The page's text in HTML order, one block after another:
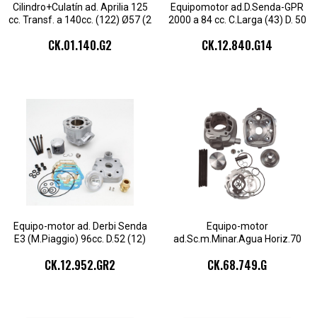
Cilindro+Culatín ad. Aprilia 125
cc. Transf. a 140cc. (122) Ø57 (2
CK.01.140.G2
Equipomotor ad.D.Senda-GPR
2000 a 84 cc. C.Larga (43) D. 50
CK.12.840.G14
Equipo-motor ad. Derbi Senda
E3 (M.Piaggio) 96cc. D.52 (12)
CK.12.952.GR2
Equipo-motor
ad.Sc.m.Minar.Agua Horiz.70
Compr.20)xbiela 85
CK.68.749.G